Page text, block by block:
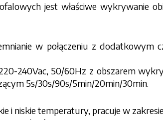
jest właściwe wykrywanie
w połączeniu z dodatkowym
240Vac, 50/60Hz z obszarem
5s/30s/90s/5min/20min/30min.
i niskie temperatury, pracuje w